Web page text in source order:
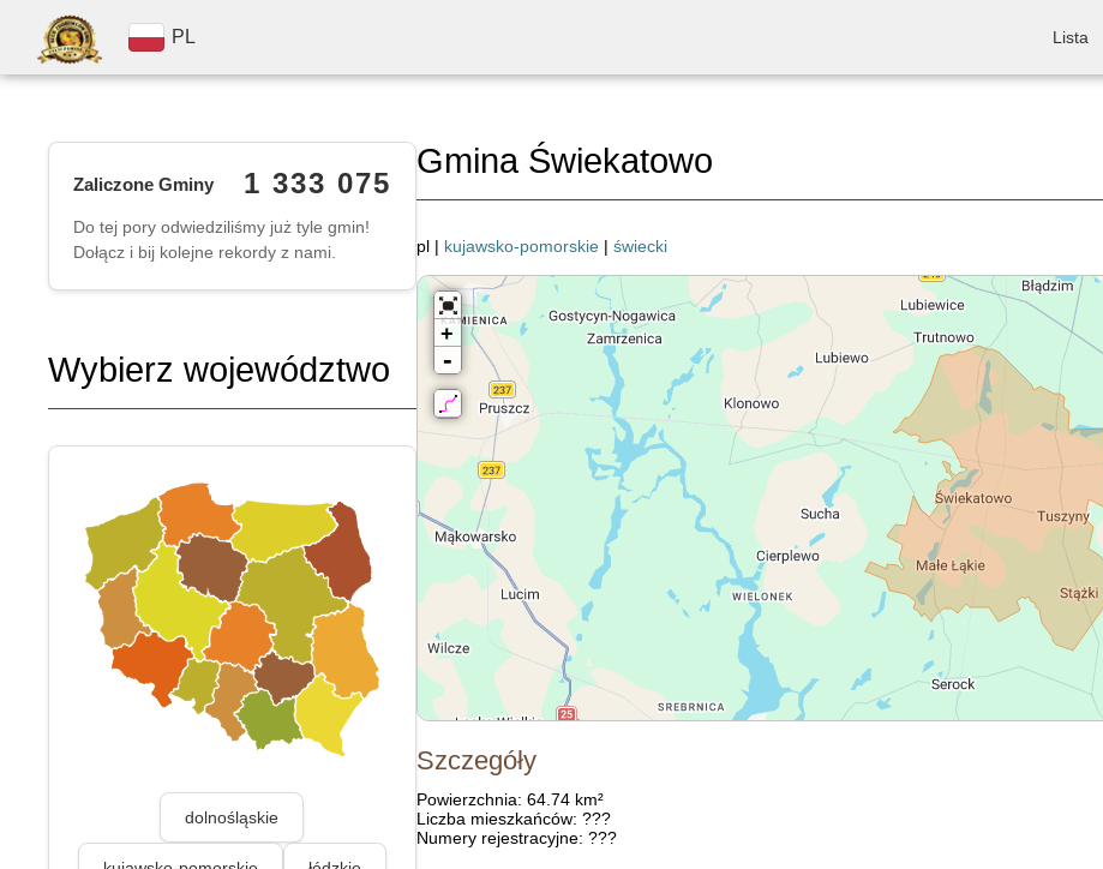
PL Lista
Zaliczone Gminy 1 333 075
Do tej pory odwiedziliśmy już tyle gmin!
Dołącz i bij kolejne rekordy z nami.
Wybierz województwo
dolnośląskie
Gmina Świekatowo
pl | kujawsko-pomorskie| świecki
+
-
Szczegóły
Powierzchnia: 64.74 km²
Liczba mieszkańców: ???
Numery rejestracyjne: ???